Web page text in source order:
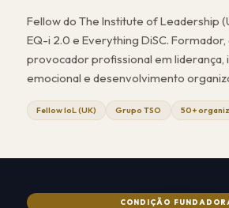
Fellow do The Institute of Leadership
EQ-i 2.0 e Everything DiSC.
provocador profissional em liderança,
emocional e desenvolvimento
Fellow IoL (UK) Grupo TSO 50+
CONDIÇÃO